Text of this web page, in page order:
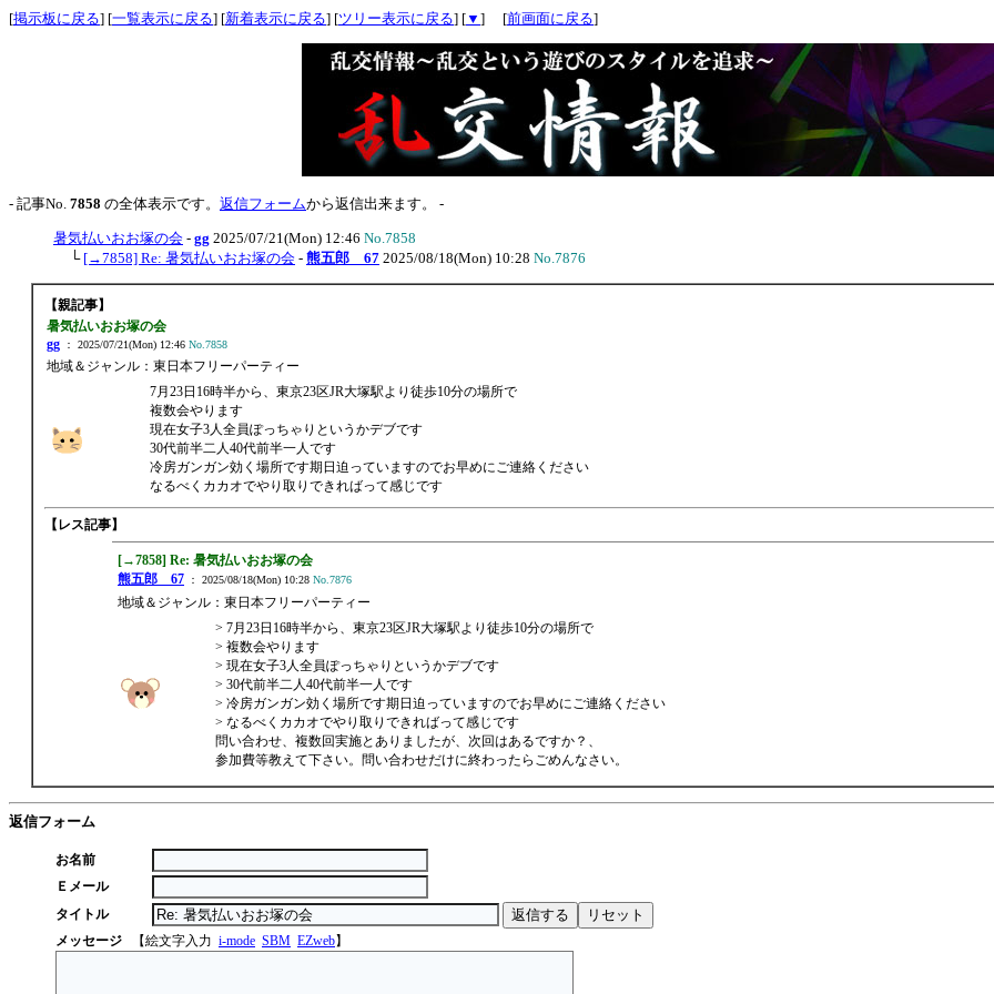
[掲示板に戻る] [一覧表示に戻る] [新着表示に戻る] [ツリー表示に戻る] [▼ ] [前画面に戻る]
- 記事No. 7858 の全体表示です。 返信フォームから返信出来ます。 -
暑気払いおお塚の会 - gg 2025/07/21(Mon) 12:46 No.7858
└ [→7858] Re: 暑気払いおお塚の会 - 熊五郎 67 2025/08/18(Mon) 10:28 No.7876
【親記事】
暑気払いおお塚の会
gg ： 2025/07/21(Mon) 12:46 No.7858
地域＆ジャンル：東日本フリーパーティー
7月23日16時半から、東京23区JR大塚駅より徒歩10分の場所で
複数会やります
現在女子3人全員ぽっちゃりというかデブです
30代前半二人40代前半一人です
冷房ガンガン効く場所です期日迫っていますのでお早めにご連絡ください
なるべくカカオでやり取りできればって感じです
【レス記事】
[→7858] Re: 暑気払いおお塚の会
熊五郎 67 ： 2025/08/18(Mon) 10:28 No.7876
地域＆ジャンル：東日本フリーパーティー
> 7月23日16時半から、東京23区JR大塚駅より徒歩10分の場所で
> 複数会やります
> 現在女子3人全員ぽっちゃりというかデブです
> 30代前半二人40代前半一人です
> 冷房ガンガン効く場所です期日迫っていますのでお早めにご連絡ください
> なるべくカカオでやり取りできればって感じです
問い合わせ、複数回実施とありましたが、次回はあるですか？、
参加費等教えて下さい。問い合わせだけに終わったらごめんなさい。
返信フォーム
お名前
Ｅメール
タイトル
メッセージ
【絵文字入力 i-mode SBM EZweb】